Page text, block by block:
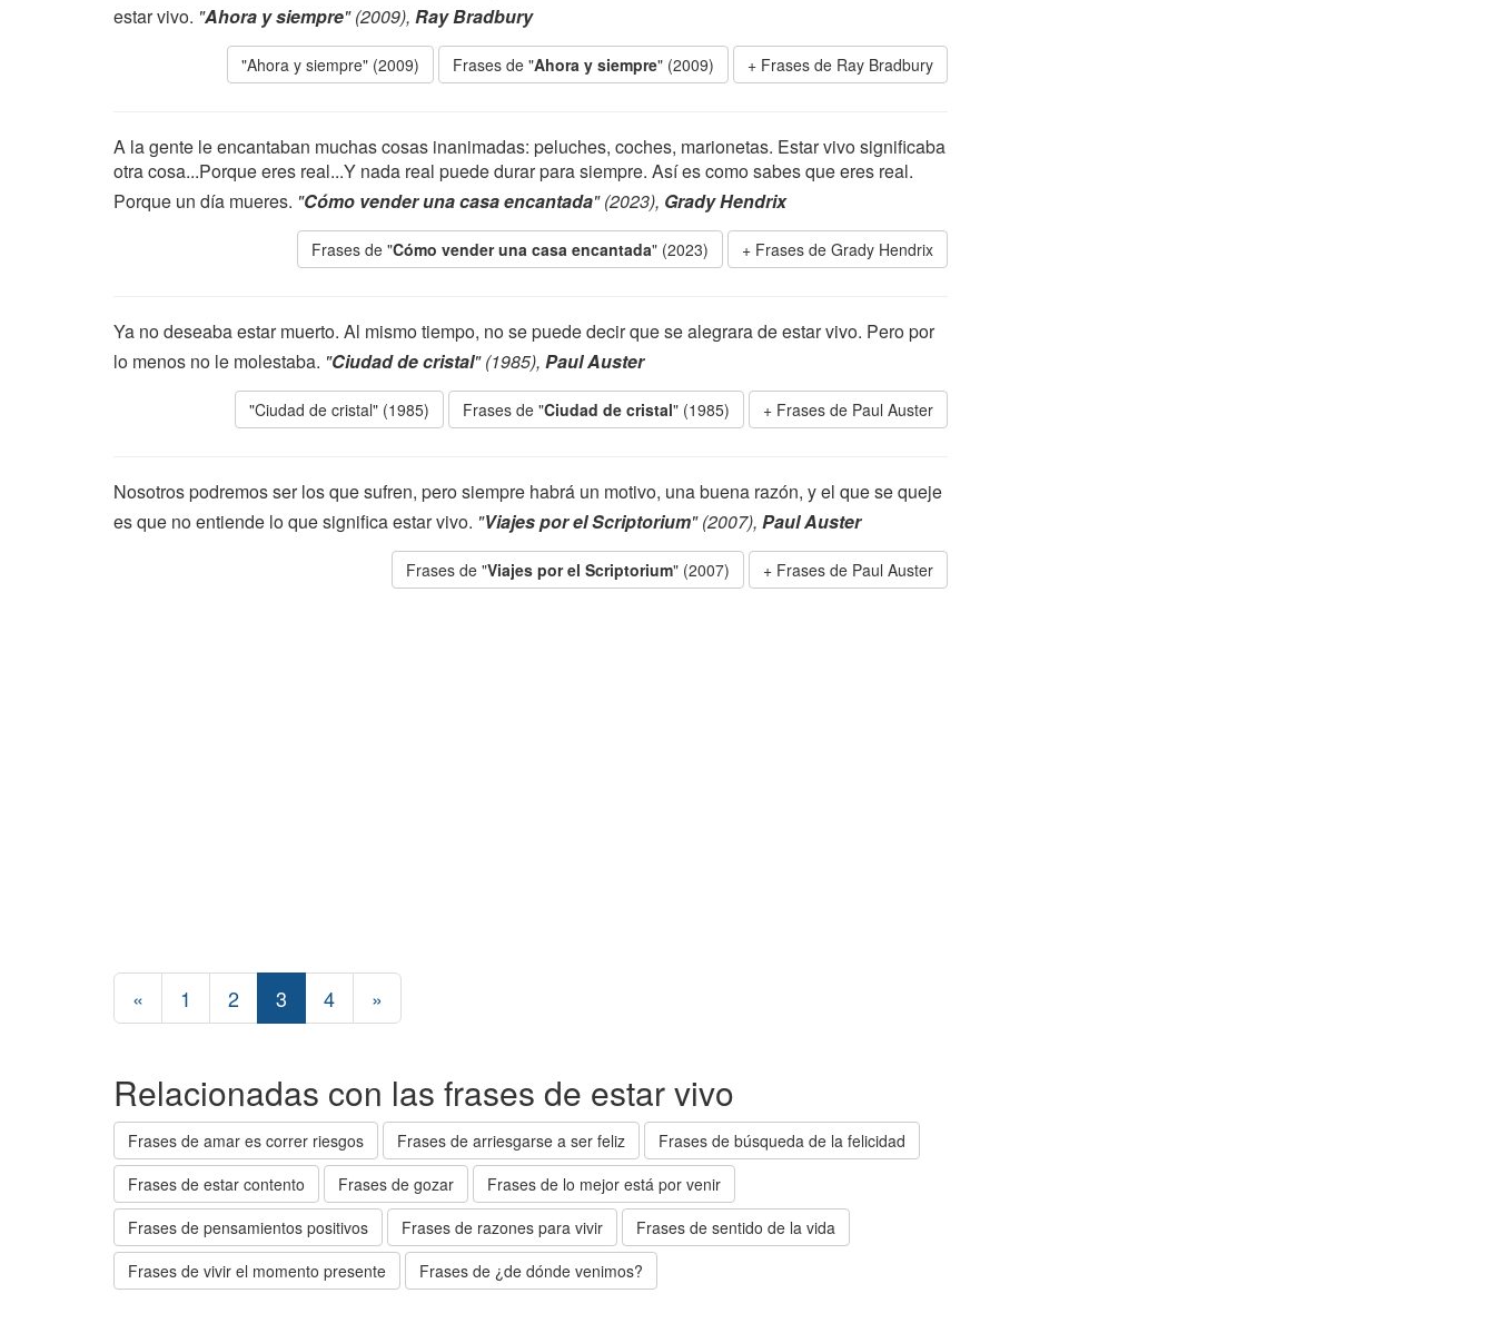
estar vivo. "Ahora y siempre" (2009), Ray Bradbury
"Ahora y siempre" (2009) Frases de "Ahora y siempre" (2009) Frases de Ray Bradbury
A la gente le encantaban muchas cosas inanimadas: peluches, coches, marionetas. Estar vivo significaba
otra cosa...Porque eres real...Y nada real puede durar para siempre. Así es como sabes que eres real.
Porque un día mueres. "Cómo vender una casa encantada" (2023), Grady Hendrix
Frases de "Cómo vender una casa encantada" (2023) Frases de Grady Hendrix
Ya no deseaba estar muerto. Al mismo tiempo, no se puede decir que se alegrara de estar vivo. Pero por
lo menos no le molestaba. "Ciudad de cristal" (1985), Paul Auster
"Ciudad de cristal" (1985) Frases de "Ciudad de cristal" (1985) Frases de Paul Auster
Nosotros podremos ser los que sufren, pero siempre habrá un motivo, una buena razón, y el que se queje
es que no entiende lo que significa estar vivo. "Viajes por el Scriptorium" (2007), Paul Auster
Frases de "Viajes por el Scriptorium" (2007) Frases de Paul Auster
« 1 2 3 4 »
Relacionadas con las frases de estar vivo
Frases de amar es correr riesgos Frases de arriesgarse a ser feliz
Frases de búsqueda de la felicidad
Frases de estar contento
Frases de gozar
Frases de lo mejor está por venir
Frases de pensamientos positivos
Frases de razones para vivir
Frases de sentido de la vida
Frases de vivir el momento presente
Frases de ¿de dónde venimos?